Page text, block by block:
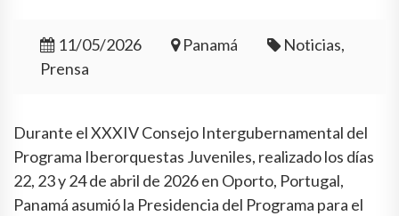
11/05/2026 Panamá
Noticias,
Prensa
Durante el XXXIV Consejo Intergubernamental del
Programa Iberorquestas Juveniles, realizado los días
22, 23 y 24 de abril de 2026 en Oporto, Portugal,
Panamá asumió la Presidencia del Programa para el